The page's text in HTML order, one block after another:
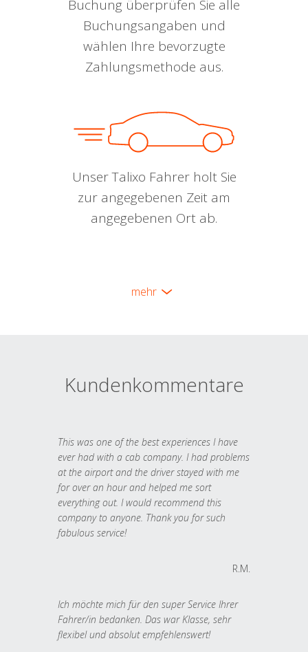
Buchung überprüfen Sie alle
Buchungsangaben und
wählen Ihre bevorzugte
Zahlungsmethode aus.
Unser Talixo Fahrer holt Sie
zur angegebenen Zeit am
angegebenen Ort ab.
mehr
Kundenkommentare
This was one of the best experiences I have
ever had with a cab company. I had problems
at the airport and the driver stayed with me
for over an hour and helped me sort
everything out. I would recommend this
company to anyone. Thank you for such
fabulous service!
R.M.
Ich möchte mich für den super Service Ihrer
Fahrer/in bedanken. Das war Klasse, sehr
flexibel und absolut empfehlenswert!